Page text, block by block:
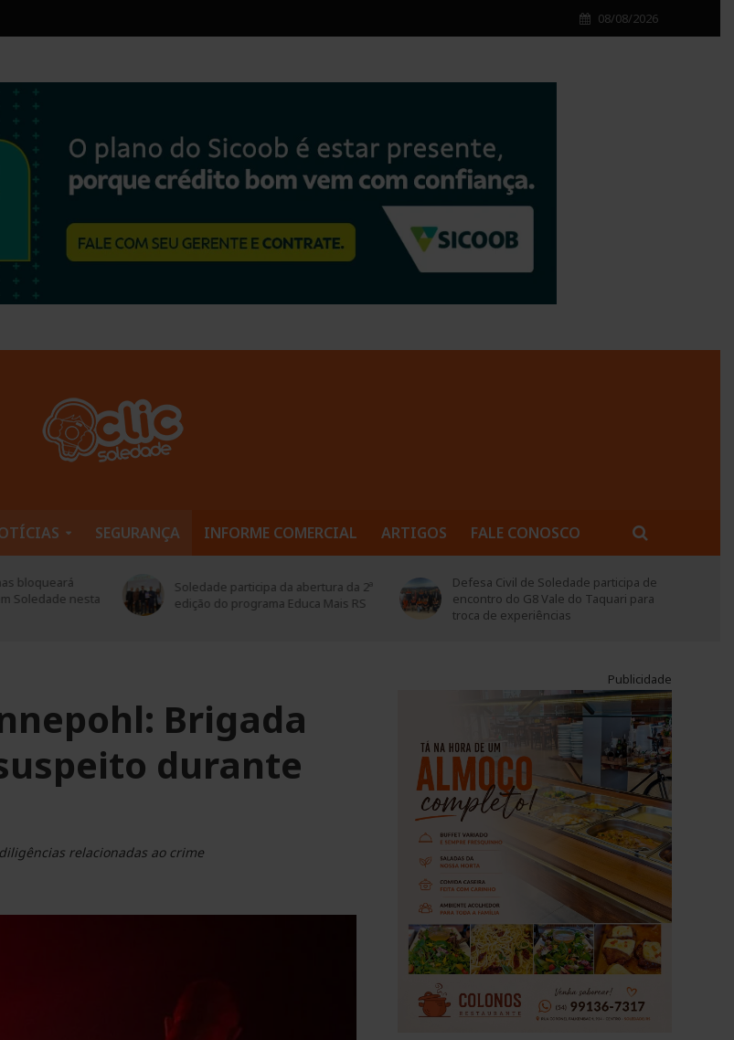
08/08/2026
SEGURANÇA INFORME COMERCIAL ARTIGOS FALE CONOSCO
abertura da 2ª
Educa Mais RS
Defesa Civil de Soledade participa de
encontro do G8 Vale do Taquari para
troca de experiências
Soledade abre inscrições para
projeto “Garimpando Escritores –
Lapidando Leitores”
Brigada
durante
relacionadas ao crime
Publicidade